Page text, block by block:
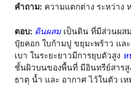
คำถาม: ความแตกต่าง ระหว่าง
ตอบ: ดินผสมเป็นดิน ที่มีส่วนผส
ปุ๋ยคอก ใบก้ามปู ขยุมะพร้าว แล
เบา ในระยะยาวมีการยุบตัวสูง ห
ชั้นผิวบนของพื้นที่ มีอินทรีย์สาร
ธาตุ น้ำ และ อากาศ ไว้ในตัว เ